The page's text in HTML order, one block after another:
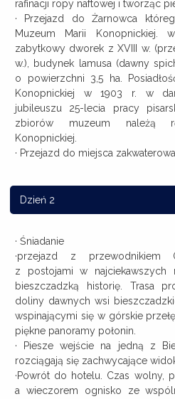
rafinacji ropy naftowej i tworząc
· Przejazd do Żarnowca
Muzeum Marii Konopnickiej.
zabytkowy dworek z XVIII w.
w.), budynek lamusa (dawny
o powierzchni 3,5 ha.
Konopnickiej w 1903 r. w
jubileuszu 25-lecia pracy
zbiorów muzeum należą
Konopnickiej.
· Przejazd do miejsca
Dzień 2
· Śniadanie
·przejazd z przewodnikiem
z postojami w najciekawszych
bieszczadzką historię. Trasa
doliny dawnych wsi
wspinającymi się w górskie
piękne panoramy połonin.
· Piesze wejście na jedną z
rozciągają się zachwycające
·Powrót do hotelu. Czas wolny,
a wieczorem ognisko ze